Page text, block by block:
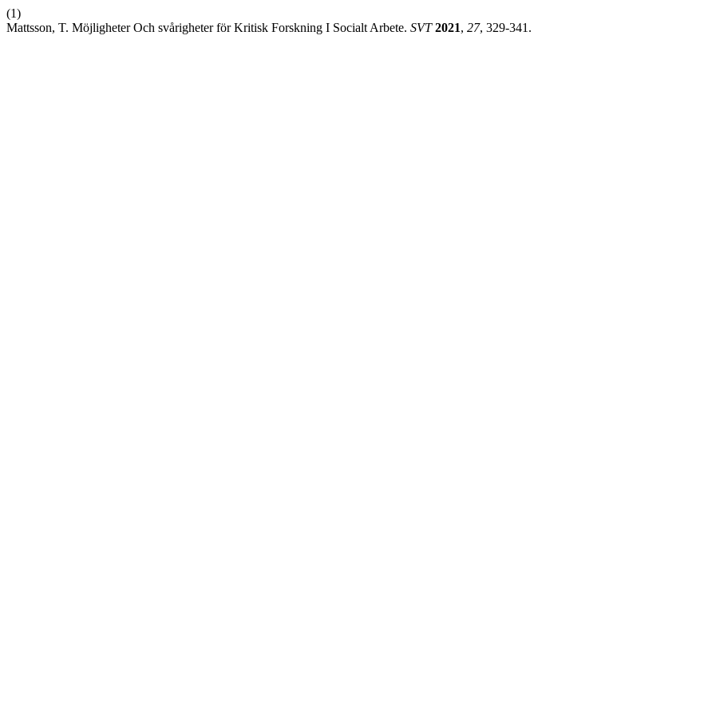
(1)
Mattsson, T. Möjligheter Och svårigheter för Kritisk Forskning I Socialt Arbete. SVT 2021, 27, 329-341.